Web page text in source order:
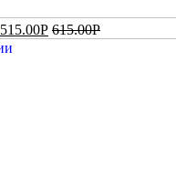
515.00Р 615.00Р